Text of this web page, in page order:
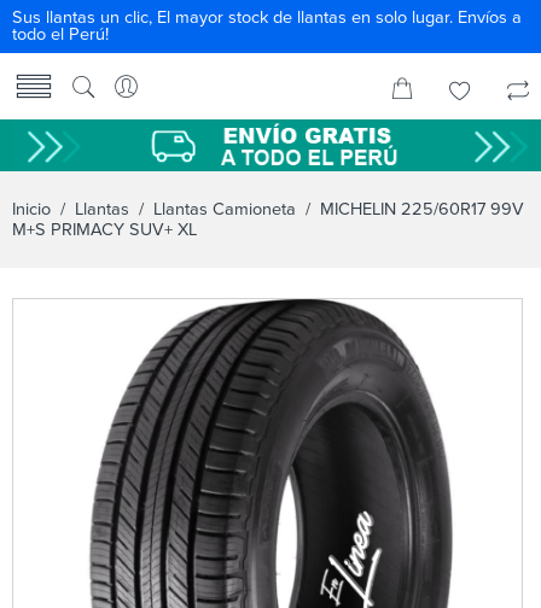
Sus llantas un clic, El mayor stock de llantas en solo lugar. Envíos a
todo el Perú!
Inicio / Llantas / Llantas Camioneta / MICHELIN 225/60R17 99V
M+S PRIMACY SUV+ XL